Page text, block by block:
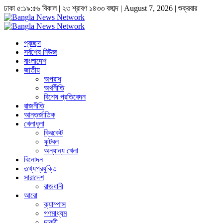
ঢাকা ৫:১৯:৫৭ বিকাল| ২৩ শ্রাবণ ১৪৩৩ বঙ্গাব্দ | August 7, 2026 |শুক্রবার
প্রচ্ছদ
সর্বশেষ নিউজ
বাংলাদেশ
জাতীয়
অপরাধ
অর্থনীতি
বিশেষ প্রতিবেদন
রাজনীতি
আন্তর্জাতিক
খেলাধুলা
ক্রিকেট
ফুটবল
অন্যান্য খেলা
বিনোদন
তথ্যপ্রযুক্তি
সারাদেশ
রাজধানী
আরো
ক্যাম্পাস
গণমাধ্যম